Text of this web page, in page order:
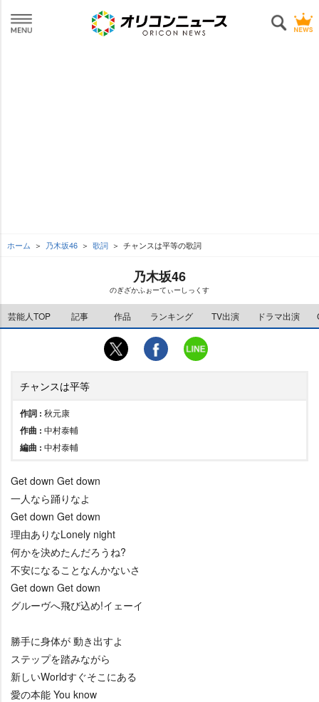
ホーム 乃木坂46 歌詞 チャンスは平等の歌詞
乃木坂46
のぎざかふぉーてぃーしっくす
芸能人TOP 記事 作品 ランキング TV出演 ドラマ出演
チャンスは平等
作詞 : 秋元康
作曲 : 中村泰輔
編曲 : 中村泰輔
Get down Get down
一人なら踊りなよ
Get down Get down
理由ありなLonely night
何かを決めたんだろうね?
不安になることなんかないさ
Get down Get down
グルーヴへ飛び込め!イェーイ
勝手に身体が 動き出すよ
ステップを踏みながら
新しいWorldすぐそこにある
愛の本能 You know